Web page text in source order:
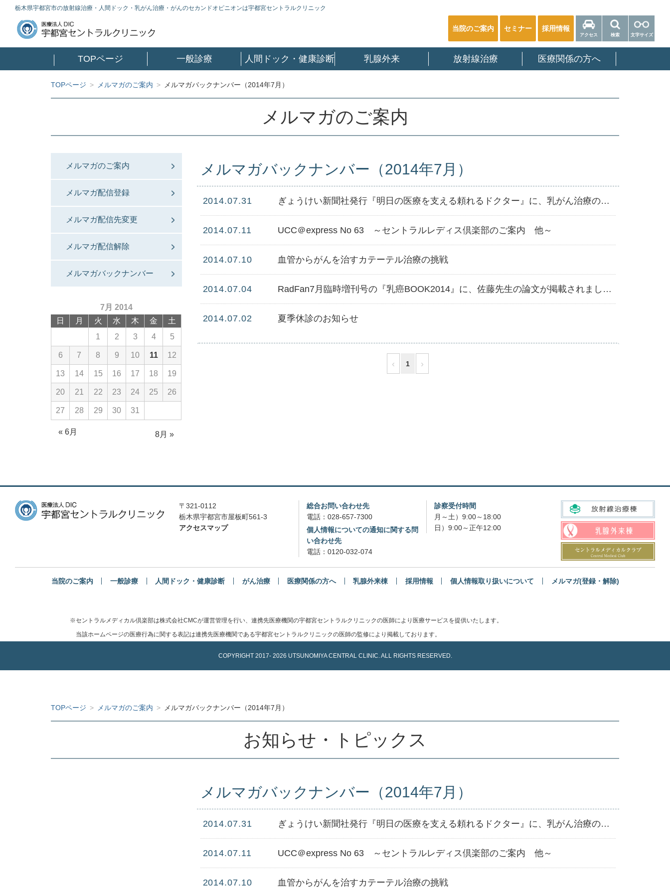
栃木県宇都宮市の放射線治療・人間ドック・乳がん治療・がんのセカンドオピニオンは宇都宮セントラルクリニック
当院のご案内 セミナー 採用情報
アクセス 検索 文字サイズ
TOPページ 一般診療 人間ドック・健康診断 乳腺外来 放射線治療 医療関係の方へ
TOPページ > メルマガのご案内 > メルマガバックナンバー（2014年7月）
メルマガのご案内
メルマガバックナンバー（2014年7月）
2014.07.31 ぎょうけい新聞社発行『明日の医療を支える頼れるドクター』に、乳がん治療の名医として佐藤先生が紹介されました。
2014.07.11 UCC＠express No 63 ～セントラルレディス倶楽部のご案内 他～
2014.07.10 血管からがんを治すカテーテル治療の挑戦
2014.07.04 RadFan7月臨時増刊号の『乳癌BOOK2014』に、佐藤先生の論文が掲載されました。
2014.07.02 夏季休診のお知らせ
‹ 1 ›
メルマガのご案内
メルマガ配信登録
メルマガ配信先変更
メルマガ配信解除
メルマガバックナンバー
7月 2014
日
月 火 水 木 金 土
« 6月 8月 »
1 2 3 4 5
6 7 8 9 10 11 12
13 14 15 16 17 18 19
20 21 22 23 24 25 26
27 28 29 30 31
〒321-0112
栃木県宇都宮市屋板町561-3
アクセスマップ
総合お問い合わせ先
電話： 028-657-7300
個人情報についての通知に関する問
い合わせ先
電話： 0120-032-074
診察受付時間
月～土）9:00～18:00
日）9:00～正午12:00
当院のご案内 一般診療 人間ドック・健康診断 がん治療 医療関係の方へ 乳腺外来棟 採用情報 個人情報取り扱いについて メルマガ(登録・解除)
※セントラルメディカル倶楽部は株式会社CMCが運営管理を行い、連携先医療機関の宇都宮セントラルクリニックの医師により医療サービスを提供いたします。
当該ホームページの医療行為に関する表記は連携先医療機関である宇都宮セントラルクリニックの医師の監修により掲載しております。
COPYRIGHT 2017- 2026 UTSUNOMIYA CENTRAL CLINIC.ALL RIGHTS RESERVED.
TOPページ > メルマガのご案内 > メルマガバックナンバー（2014年7月）
お知らせ・トピックス
メルマガバックナンバー（2014年7月）
2014.07.31 ぎょうけい新聞社発行『明日の医療を支える頼れるドクター』に、乳がん治療の名医として佐藤先生が紹介されました。
2014.07.11 UCC＠express No 63 ～セントラルレディス倶楽部のご案内 他～
2014.07.10 血管からがんを治すカテーテル治療の挑戦